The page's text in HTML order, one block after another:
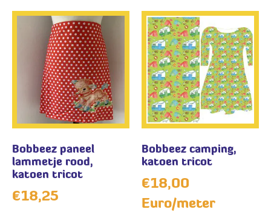
Bobbeez paneel
lammetje rood,
katoen tricot
€18,25
Bobbeez camping,
katoen tricot
€18,00
Euro/meter